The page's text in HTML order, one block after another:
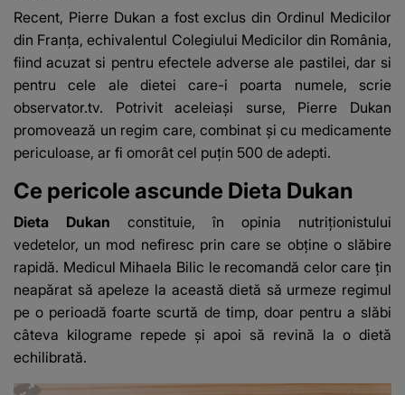
Recent, Pierre Dukan a fost exclus din Ordinul Medicilor
din Franţa, echivalentul Colegiului Medicilor din România,
fiind acuzat si pentru efectele adverse ale pastilei, dar si
pentru cele ale dietei care-i poarta numele, scrie
observator.tv. Potrivit aceleiaşi surse, Pierre Dukan
promovează un regim care, combinat şi cu medicamente
periculoase, ar fi omorât cel puţin 500 de adepti.
Ce pericole ascunde Dieta Dukan
Dieta Dukan constituie, în opinia nutriţionistului
vedetelor, un mod nefiresc prin care se obţine o slăbire
rapidă. Medicul Mihaela Bilic le recomandă celor care ţin
neapărat să apeleze la această dietă să urmeze regimul
pe o perioadă foarte scurtă de timp, doar pentru a slăbi
câteva kilograme repede şi apoi să revină la o dietă
echilibrată.